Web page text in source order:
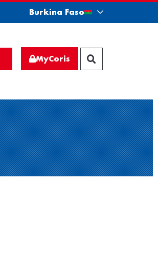
Burkina Faso
MyCoris